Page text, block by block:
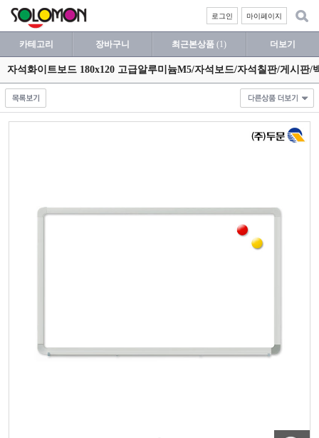
마이페이지
로그인
카테고리 장바구니 최근본상품 (1) 더보기
자석화이트보드 180x120 고급알루미늄M5/자석보드/자석칠판/게시판/